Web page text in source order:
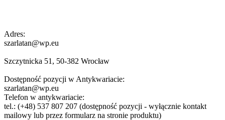
Adres:
szarlatan@wp.eu
Szczytnicka 51, 50-382 Wrocław
Dostępność pozycji w Antykwariacie:
szarlatan@wp.eu
Telefon w antykwariacie:
tel.: (+48) 537 807 207 (dostępność pozycji - wyłącznie kontakt
mailowy lub przez formularz na stronie produktu)